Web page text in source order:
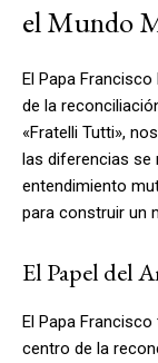
el Mundo
El Papa
de la
«Fratelli Tutti»,
las diferencias se
entendimiento
para construir un
El Papel del
El Papa
centro de la